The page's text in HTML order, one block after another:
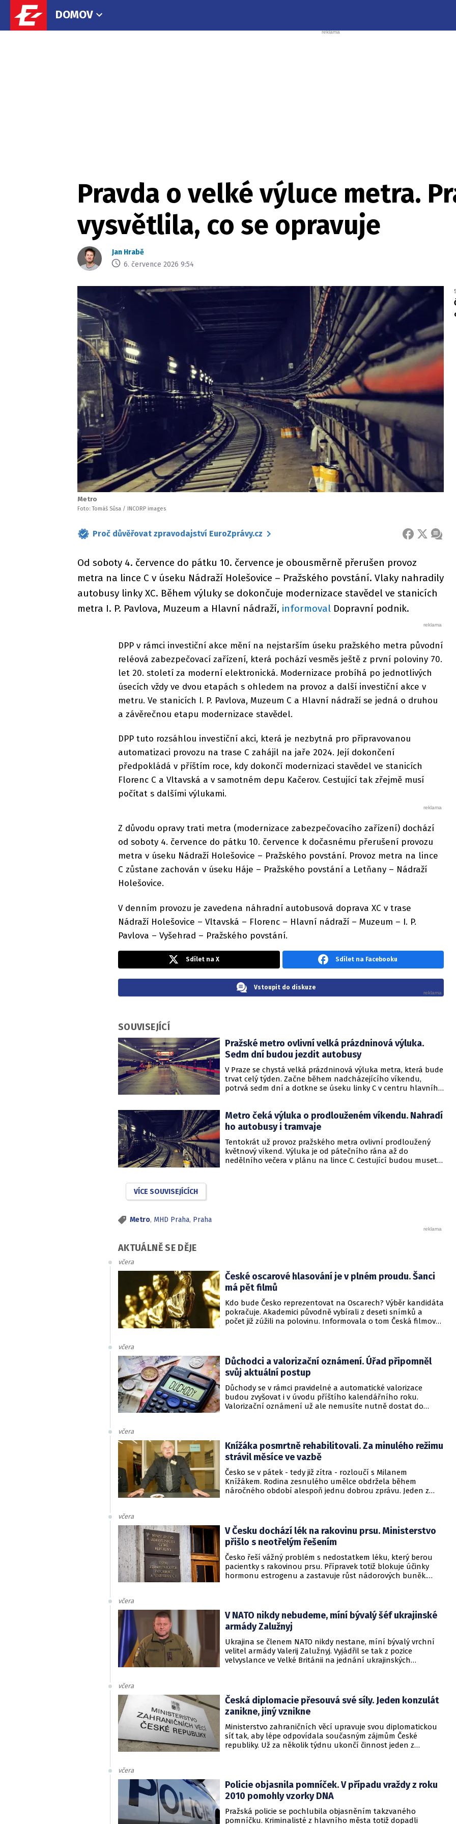
DOMOV
Pravda o velké výluce metra.
vysvětlila, co se opravuje
Jan Hrabě
6. července 2026 9:54
Metro
Foto: Tomáš Sůsa / INCORP images
Proč důvěřovat zpravodajství EuroZprávy.cz FACEBOOK
X
Od soboty 4. července do pátku 10. července je obousměrně přerušen provoz
metra na lince C v úseku Nádraží Holešovice – Pražského povstání. Vlaky nahradily
autobusy linky XC. Během výluky se dokončuje modernizace stavědel ve stanicích
metra I. P. Pavlova, Muzeum a Hlavní nádraží, informoval Dopravní podnik.
DPP v rámci investiční akce mění na nejstarším úseku pražského metra původní
reléová zabezpečovací zařízení, která pochází vesměs ještě z první poloviny 70.
let 20. století za moderní elektronická. Modernizace probíhá po jednotlivých
úsecích vždy ve dvou etapách s ohledem na provoz a další investiční akce v
metru. Ve stanicích I. P. Pavlova, Muzeum C a Hlavní nádraží se jedná o druhou
a závěrečnou etapu modernizace stavědel.
DPP tuto rozsáhlou investiční akci, která je nezbytná pro připravovanou
automatizaci provozu na trase C zahájil na jaře 2024. Její dokončení
předpokládá v příštím roce, kdy dokončí modernizaci stavědel ve stanicích
Florenc C a Vltavská a v samotném depu Kačerov. Cestující tak zřejmě musí
počítat s dalšími výlukami.
Z důvodu opravy trati metra (modernizace zabezpečovacího zařízení) dochází
od soboty 4. července do pátku 10. července k dočasnému přerušení provozu
metra v úseku Nádraží Holešovice – Pražského povstání. Provoz metra na lince
C zůstane zachován v úseku Háje – Pražského povstání a Letňany – Nádraží
Holešovice.
V denním provozu je zavedena náhradní autobusová doprava XC v trase
Nádraží Holešovice – Vltavská – Florenc – Hlavní nádraží – Muzeum – I. P.
Pavlova – Vyšehrad – Pražského povstání.
Sdílet na X Sdílet na Facebooku
Vstoupit do diskuze
SOUVISEJÍCÍ
Pražské metro ovlivní velká prázdninová výluka.
Sedm dní budou jezdit autobusy
V Praze se chystá velká prázdninová výluka metra, která bude
trvat celý týden. Začne během nadcházejícího víkendu,
potrvá sedm dní a dotkne se úseku linky C v centru hlavního
Metro čeká výluka o prodlouženém víkendu. Nahradí
ho autobusy i tramvaje
Tentokrát už provoz pražského metra ovlivní prodloužený
květnový víkend. Výluka je od pátečního rána až do
nedělního večera v plánu na lince C. Cestující budou muset
VÍCE SOUVISEJÍCÍCH
Metro, MHD Praha, Praha
AKTUÁLNĚ SE DĚJE
včera
České oscarové hlasování je v plném proudu. Šanci
má pět filmů
Kdo bude Česko reprezentovat na Oscarech? Výběr kandidáta
pokračuje. Akademici původně vybírali z deseti snímků a
počet již zúžili na polovinu. Informovala o tom Česká filmová
včera
Důchodci a valorizační oznámení. Úřad připomněl
svůj aktuální postup
Důchody se v rámci pravidelné a automatické valorizace
budou zvyšovat i v úvodu příštího kalendářního roku.
Valorizační oznámení už ale nemusíte nutně dostat do
včera
Knížáka posmrtně rehabilitovali. Za minulého režimu
strávil měsíce ve vazbě
Česko se v pátek - tedy již zítra - rozloučí s Milanem
Knížákem. Rodina zesnulého umělce obdržela během
náročného období alespoň jednu dobrou zprávu. Jeden z
včera
V Česku dochází lék na rakovinu prsu. Ministerstvo
přišlo s neotřelým řešením
Česko řeší vážný problém s nedostatkem léku, který berou
pacientky s rakovinou prsu. Přípravek totiž blokuje účinky
hormonu estrogenu a zastavuje růst nádorových buněk.
včera
V NATO nikdy nebudeme, míní bývalý šéf ukrajinské
armády Zalužnyj
Ukrajina se členem NATO nikdy nestane, míní bývalý vrchní
velitel armády Valerij Zalužnyj. Vyjádřil se tak z pozice
velvyslance ve Velké Británii na jednání ukrajinských
včera
Česká diplomacie přesouvá své síly. Jeden konzulát
zanikne, jiný vznikne
Ministerstvo zahraničních věcí upravuje svou diplomatickou
síť tak, aby lépe odpovídala současným zájmům České
republiky. Už za několik týdnu ukončí činnost jeden z
včera
Policie objasnila pomníček. V případu vraždy z roku
2010 pomohly vzorky DNA
Pražská policie se pochlubila objasněním takzvaného
pomníčku. Kriminalisté z hlavního města totiž dopadli